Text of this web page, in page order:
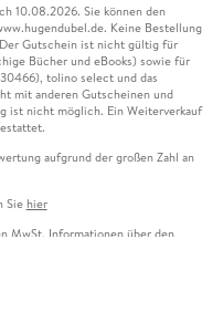
10.08.2026. Sie können den
Keine Bestellung
Gutschein ist nicht gültig für
Bücher und eBooks) sowie für
tolino select und das
mit anderen Gutscheinen und
ist nicht möglich. Ein Weiterverkauf
aufgrund der großen Zahl an
Sie hier
MwSt. Informationen über den